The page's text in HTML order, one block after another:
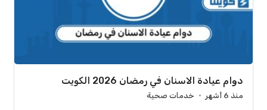
دوام عيادة الاسنان في رمضان 2026 الكويت
منذ 6 أشهر خدمات صحية